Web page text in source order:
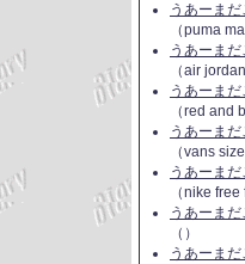
うあーま
（puma
うあーま
（air
うあーま
（red and
うあーま
（vans size
うあーま
（nike
うあーま
（）
うあーま